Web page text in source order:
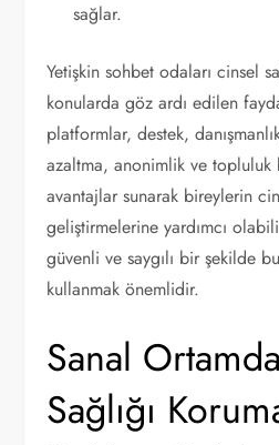
sağlar.
Yetişkin sohbet odaları cinsel
konularda göz ardı edilen
platformlar, destek,
azaltma, anonimlik ve topluluk
avantajlar sunarak bireylerin
geliştirmelerine yardımcı
güvenli ve saygılı bir şekilde
kullanmak önemlidir.
Sanal
Sağlığı